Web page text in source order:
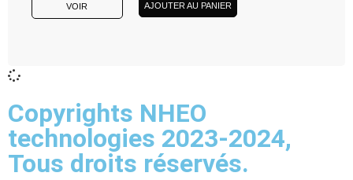
VOIR AJOUTER AU PANIER
Copyrights NHEO
technologies 2023-2024,
Tous droits réservés.